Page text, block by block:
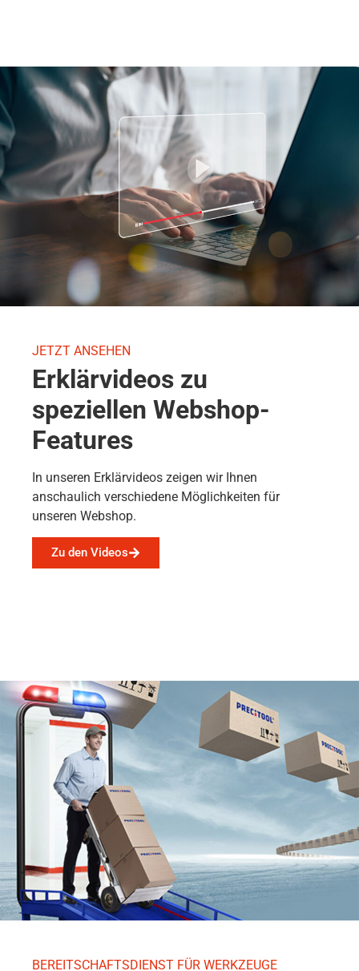
JETZT ANSEHEN
Erklärvideos zu
speziellen Webshop-
Features
In unseren Erklärvideos zeigen wir Ihnen
anschaulich verschiedene Möglichkeiten für
unseren Webshop.
Zu den Videos
BEREITSCHAFTSDIENST FÜR WERKZEUGE